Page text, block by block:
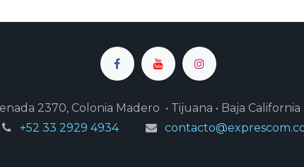
2370, Colonia Madero • Tijuana • Baja California
+52 33 2929 4934